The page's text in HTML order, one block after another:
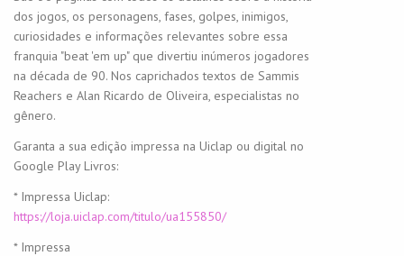
dos jogos, os personagens, fases, golpes, inimigos,
curiosidades e informações relevantes sobre essa
franquia "beat 'em up" que divertiu inúmeros jogadores
na década de 90. Nos caprichados textos de Sammis
Reachers e Alan Ricardo de Oliveira, especialistas no
gênero.
Garanta a sua edição impressa na Uiclap ou digital no
Google Play Livros:
* Impressa Uiclap:
https://loja.uiclap.com/titulo/ua155850/
* Impressa